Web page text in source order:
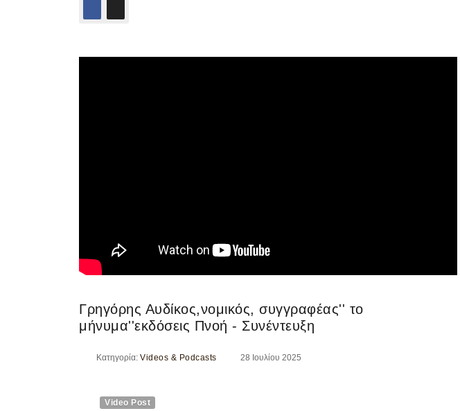
Γρηγόρης Αυδίκος,νομικός, συγγραφέας'' το
μήνυμα''εκδόσεις Πνοή - Συνέντευξη
Κατηγορία: Videos & Podcasts 28 Ιουλίου 2025
Video Post